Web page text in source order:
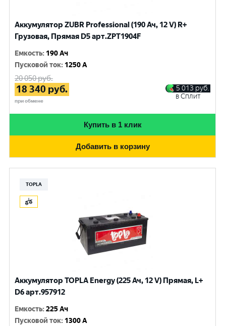
Аккумулятор ZUBR Professional (190 Ач, 12 V) R+
Грузовая, Прямая D5 арт.ZPT1904F
Емкость: 190 Ач
Пусковой ток: 1250 A
20 050руб.
18 340 руб.
при обмене
5 013 руб.
в Сплит
Купить в 1 клик
Добавить в корзину
TOPLA
Аккумулятор TOPLA Energy (225 Ач, 12 V) Прямая, L+
D6 арт.957912
Емкость:225 Ач
Пусковой ток: 1300 A